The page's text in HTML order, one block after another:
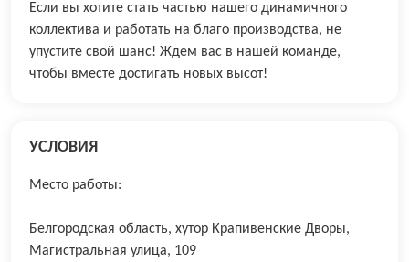
Если вы хотите стать частью нашего динамичного
коллектива и работать на благо производства, не
упустите свой шанс! Ждем вас в нашей команде,
чтобы вместе достигать новых высот!
УСЛОВИЯ
Место работы:
Белгородская область, хутор Крапивенские Дворы,
Магистральная улица, 109